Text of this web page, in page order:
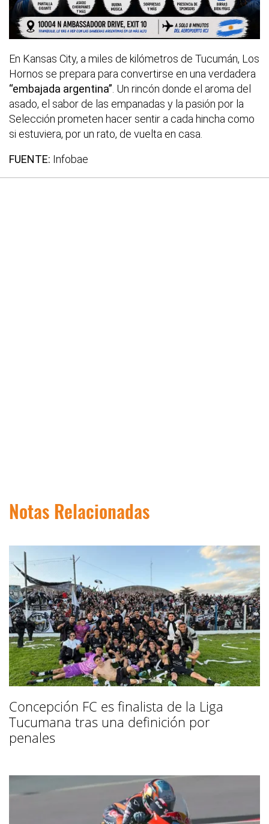
En Kansas City, a miles de kilómetros de Tucumán, Los
Hornos se prepara para convertirse en una verdadera
“embajada argentina” . Un rincón donde el aroma del
asado, el sabor de las empanadas y la pasión por la
Selección prometen hacer sentir a cada hincha como
si estuviera, por un rato, de vuelta en casa.
FUENTE: Infobae
Notas Relacionadas
Concepción FC es finalista de la Liga
Tucumana tras una definición por
penales